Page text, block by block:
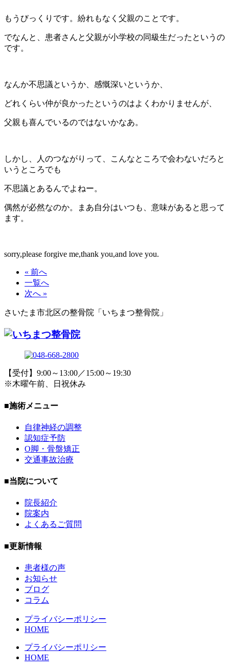
もうびっくりです。紛れもなく父親のことです。
でなんと、患者さんと父親が小学校の同級生だったというの
です。
なんか不思議というか、感慨深いというか、
どれくらい仲が良かったというのはよくわかりませんが、
父親も喜んでいるのではないかなあ。
しかし、人のつながりって、こんなところで会わないだろと
いうところでも
不思議とあるんでよねー。
偶然が必然なのか。まあ自分はいつも、意味があると思って
ます。
sorry,please forgive me,thank you,and love you.
« 前へ
一覧へ
次へ »
さいたま市北区の整骨院「いちまつ整骨院」
【受付】9:00～13:00／15:00～19:30
※木曜午前、日祝休み
■施術メニュー
自律神経の調整
認知症予防
O脚・骨盤矯正
交通事故治療
■当院について
院長紹介
院案内
よくあるご質問
■更新情報
患者様の声
お知らせ
ブログ
コラム
プライバシーポリシー
HOME
プライバシーポリシー
HOME